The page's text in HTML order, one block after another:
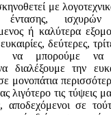
με
ισχυρών
ή καλύτερα
δεύτερες,
να μπορούμε να
διαλέξουμε την
μονοπάτια
λιγότερο τις τύψεις
αποδεχόμενοι σε